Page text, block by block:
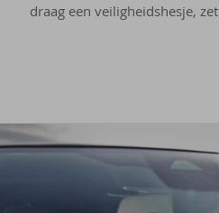
draag een veiligheidshesje,